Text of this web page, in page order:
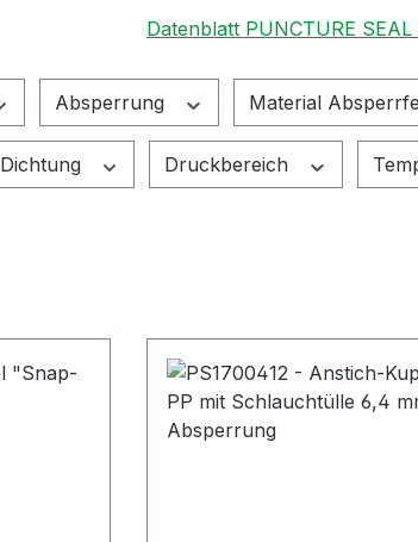
Datenblatt PUNCTURE SEAL
Absperrung Material
Dichtung Druckbereich